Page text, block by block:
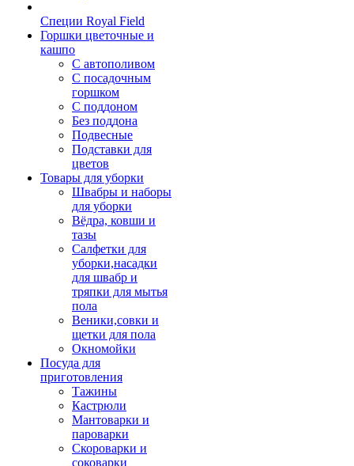
Специи Royal Field
Горшки цветочные и
кашпо
С автополивом
С посадочным
горшком
С поддоном
Без поддона
Подвесные
Подставки для
цветов
Товары для уборки
Швабры и наборы
для уборки
Вёдра, ковши и
тазы
Салфетки для
уборки,насадки
для швабр и
тряпки для мытья
пола
Веники,совки и
щетки для пола
Окномойки
Посуда для
приготовления
Тажины
Кастрюли
Мантоварки и
пароварки
Скороварки и
соковарки